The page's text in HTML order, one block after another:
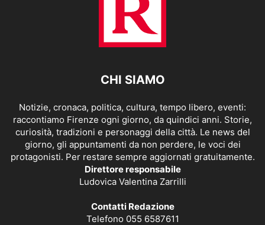
CHI SIAMO
Notizie, cronaca, politica, cultura, tempo libero, eventi:
raccontiamo Firenze ogni giorno, da quindici anni. Storie,
curiosità, tradizioni e personaggi della città. Le news del
giorno, gli appuntamenti da non perdere, le voci dei
protagonisti. Per restare sempre aggiornati gratuitamente.
Direttore responsabile
Ludovica Valentina Zarrilli
Contatti Redazione
Telefono 055 6587611